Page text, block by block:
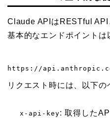
Claude APIはRESTful API
基本的なエンドポイントは
https://
リクエスト時には、以下の
x-api-key: 取得した